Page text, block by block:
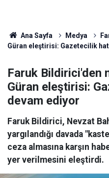
Ana Sayfa Medya
Güran eleştirisi: Gazetecilik
Faruk Bildirici'den
Güran eleştirisi:
devam ediyor
Faruk Bildirici, Nevzat
yargılandığı davada
ceza almasına karşın
yer verilmesini eleştirdi.